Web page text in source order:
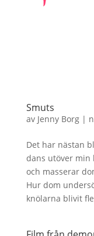
Smuts
av Jenny Borg|
Det har nästan
dans utöver min
och masserar
Hur dom
knölarna blivit